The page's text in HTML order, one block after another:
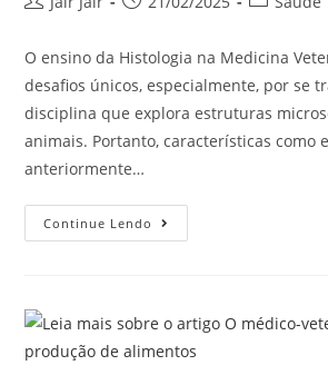
O ensino da Histologia na Medicina
desafios únicos, especialmente, por se
disciplina que explora estruturas
animais. Portanto, características como
anteriormente…
Continue Lendo